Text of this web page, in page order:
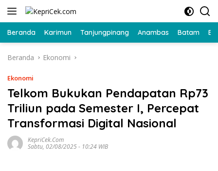
Langsung
Beranda Karimun Tanjungpinang Anambas Batam
Beranda Ekonomi
Ekonomi
Telkom Bukukan Pendapatan Rp73
Triliun pada Semester I, Percepat
Transformasi Digital Nasional
KepriCek.com
Sabtu, 02/08/2025 - 10:24 WIB